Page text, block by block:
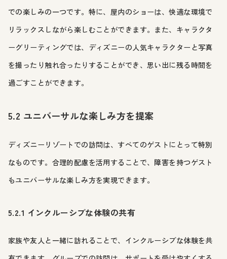
での楽しみの一つです。特に、屋内のショーは、快適な環境で
リラックスしながら楽しむことができます。また、キャラクタ
ーグリーティングでは、ディズニーの人気キャラクターと写真
を撮ったり触れ合ったりすることができ、思い出に残る時間を
過ごすことができます。
5.2 ユニバーサルな楽しみ方を提案
ディズニーリゾートでの訪問は、すべてのゲストにとって特別
なものです。合理的配慮を活用することで、障害を持つゲスト
もユニバーサルな楽しみ方を実現できます。
5.2.1 インクルーシブな体験の共有
家族や友人と一緒に訪れることで、インクルーシブな体験を共